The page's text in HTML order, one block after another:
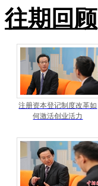
往期回顾
注册资本登记制度改革如
何激活创业活力